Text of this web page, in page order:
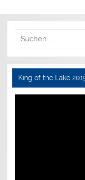
King of the Lake
Video-